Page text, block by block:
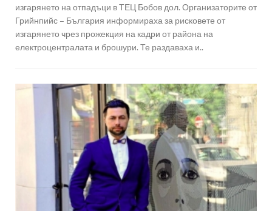
изгарянето на отпадъци в ТЕЦ Бобов дол. Организаторите от
Грийнпийс – България информираха за рисковете от
изгарянето чрез прожекция на кадри от района на
електроцентралата и брошури. Те раздаваха и..